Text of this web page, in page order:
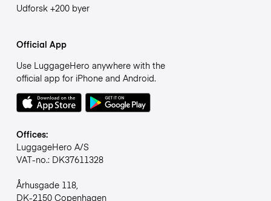
Udforsk +200 byer
Official App
Use LuggageHero anywhere with the
official app for iPhone and Android.
Offices:
LuggageHero A/S
VAT-no.: DK37611328
Århusgade 118,
DK-2150 Copenhagen